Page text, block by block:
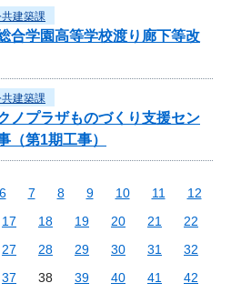
建築課
合学園高等学校渡り廊下等改
建築課
ノプラザものづくり支援セン
（第1期工事）
6 7 8 9 10 11
12
17 18 19 20 21
22
27 28 29 30 31
32
37 38 39 40 41
42